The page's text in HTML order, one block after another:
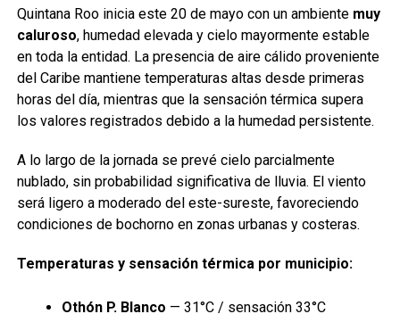
Quintana Roo inicia este 20 de mayo con un ambiente muy
caluroso, humedad elevada y cielo mayormente estable
en toda la entidad. La presencia de aire cálido proveniente
del Caribe mantiene temperaturas altas desde primeras
horas del día, mientras que la sensación térmica supera
los valores registrados debido a la humedad persistente.
A lo largo de la jornada se prevé cielo parcialmente
nublado, sin probabilidad significativa de lluvia. El viento
será ligero a moderado del este-sureste, favoreciendo
condiciones de bochorno en zonas urbanas y costeras.
Temperaturas y sensación térmica por municipio:
Othón P. Blanco — 31°C / sensación 33°C